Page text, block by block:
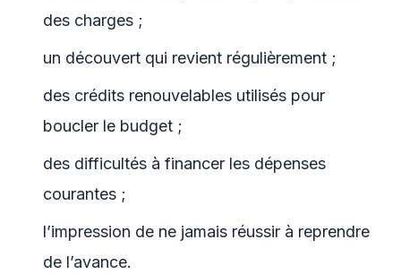
des charges ;
un découvert qui revient régulièrement ;
des crédits renouvelables utilisés pour
boucler le budget ;
des difficultés à financer les dépenses
courantes ;
l’impression de ne jamais réussir à reprendre
de l’avance.